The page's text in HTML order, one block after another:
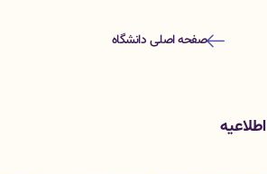
صفحه اصلی دانشگاه